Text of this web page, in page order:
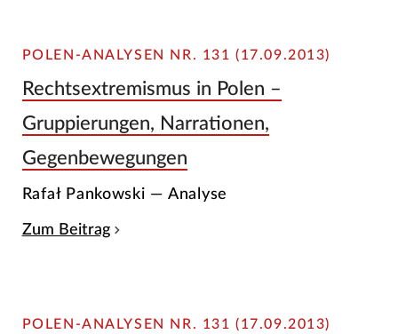
POLEN-ANALYSEN NR. 131 (17.09.2013)
Rechtsextremismus in Polen –
Gruppierungen, Narrationen,
Gegenbewegungen
Rafał Pankowski — Analyse
Zum Beitrag
POLEN-ANALYSEN NR. 131 (17.09.2013)